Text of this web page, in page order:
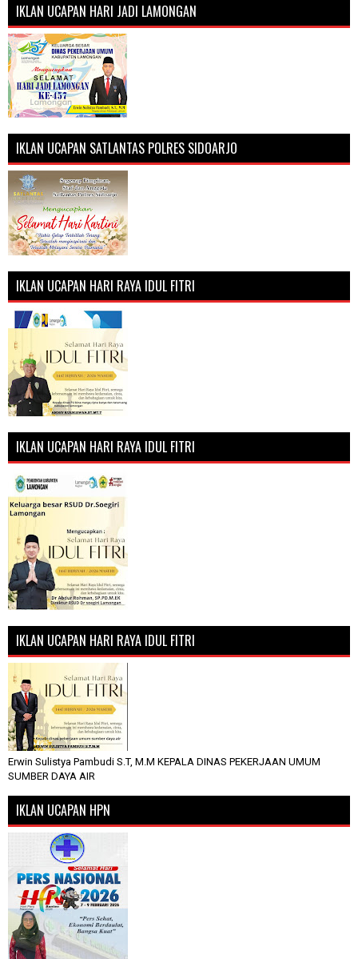
IKLAN UCAPAN HARI JADI LAMONGAN
IKLAN UCAPAN SATLANTAS POLRES SIDOARJO
IKLAN UCAPAN HARI RAYA IDUL FITRI
IKLAN UCAPAN HARI RAYA IDUL FITRI
IKLAN UCAPAN HARI RAYA IDUL FITRI
Erwin Sulistya Pambudi S.T, M.M KEPALA DINAS PEKERJAAN UMUM
SUMBER DAYA AIR
IKLAN UCAPAN HPN